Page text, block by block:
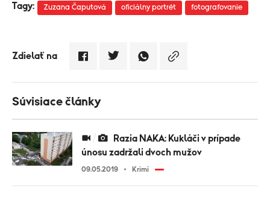
Tagy: Zuzana Čaputová oficiálny portrét fotografovanie
Zdielať na
Súvisiace články
únosu zadržali dvoch mužov
09.05.2019 Krimi